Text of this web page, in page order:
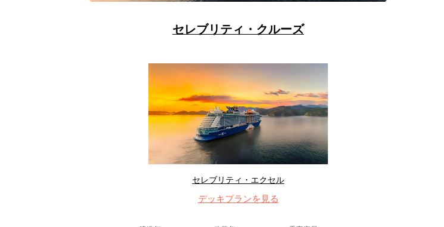
セレブリティ・クルーズ
セレブリティ・エクセル
デッキプランを見る